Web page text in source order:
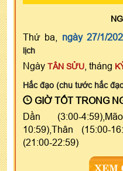
Thứ ba, ngày 27/1/
lịch
Ngày TÂN SỬU , tháng
Hắc đạo (chu tước hắc
GIỜ TỐT TRONG
Dần (3:00-
10:59),Thân (15:00-
(21:00-22:59)
XEM